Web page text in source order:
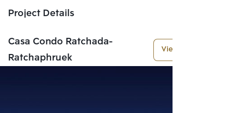
Project Details
Casa Condo Ratchada-
Ratchaphruek
View More